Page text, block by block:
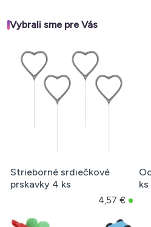
Vybrali sme pre Vás
Strieborné srdiečkové
prskavky 4 ks
4,57 €
ks